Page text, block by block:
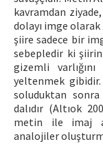
kavramdan
dolayı imge
şiire sadece bir
sebepledir ki
gizemli
yeltenmek gibidir.
soluduktan
dalıdır (Altıok
metin ile imaj
analojiler